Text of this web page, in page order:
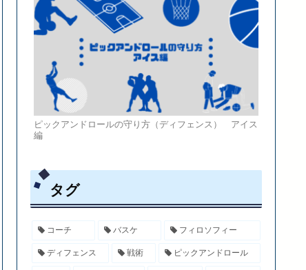
ピックアンドロールの守り方（ディフェンス） アイス
編
タグ
コーチ バスケ フィロソフィー
ディフェンス 戦術 ピックアンドロール